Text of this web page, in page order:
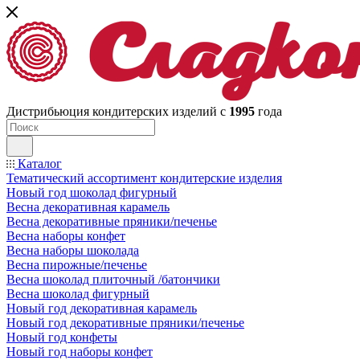
Дистрибьюция кондитерских изделий с 1995 года
Каталог
Тематический ассортимент кондитерские изделия
Новый год шоколад фигурный
Весна декоративная карамель
Весна декоративные пряники/печенье
Весна наборы конфет
Весна наборы шоколада
Весна пирожные/печенье
Весна шоколад плиточный /батончики
Весна шоколад фигурный
Новый год декоративная карамель
Новый год декоративные пряники/печенье
Новый год конфеты
Новый год наборы конфет